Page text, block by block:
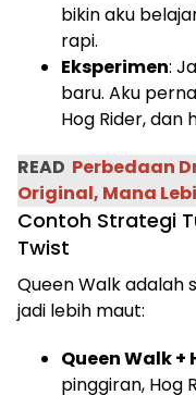
bikin aku
rapi.
Eksperimen:
baru. Aku
Hog Rider, dan
READ Perbedaan
Original, Mana
Contoh Strategi
Twist
Queen Walk adalah
jadi lebih maut:
Queen Walk +
pinggiran, Hog